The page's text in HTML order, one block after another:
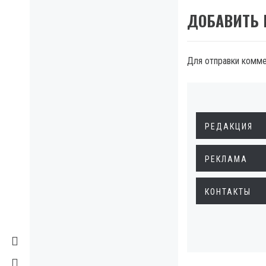
ДОБАВИТЬ
Для отправки
РЕДАКЦИЯ
РЕКЛАМА
КОНТАКТЫ